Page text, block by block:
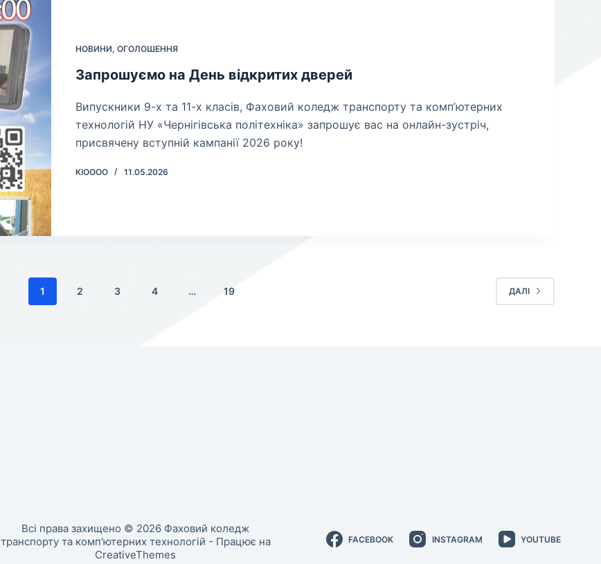
НОВИНИ,ОГОЛОШЕННЯ
Запрошуємо на День відкритих дверей
Випускники 9-х та 11-х класів, Фаховий коледж транспорту та комп’ютерних
технологій НУ «Чернігівська політехніка» запрошує вас на онлайн-зустріч,
присвячену вступній кампанії 2026 року!
KIOOOO 11.05.2026
1 2 3 4 … 19 ДАЛІ
Всі права захищено © 2026 Фаховий коледж
транспорту та комп'ютерних технологій - Працює на
CreativeThemes
FACEBOOK INSTAGRAM YOUTUBE